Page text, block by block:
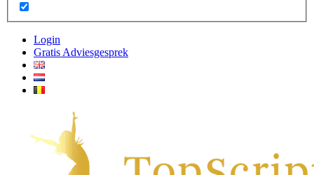
Login
Gratis Adviesgesprek